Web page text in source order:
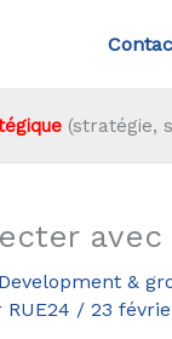
(stratégie,
&
/ 23